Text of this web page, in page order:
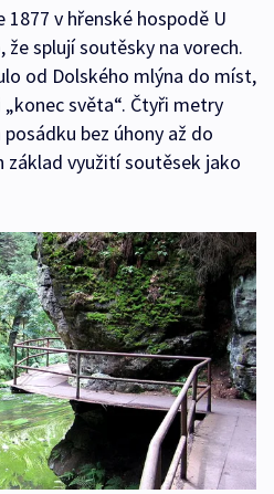
v hřenské hospodě U
splují soutěsky na vorech.
od Dolského mlýna do míst,
světa“. Čtyři metry
bez úhony až do
základ využití soutěsek jako